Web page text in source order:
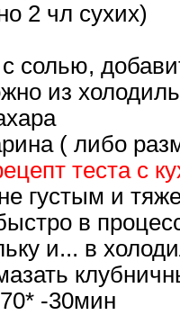
2 чл сухих)
солью,
из
( либо
теста с
густым и
в
и... в
-30мин